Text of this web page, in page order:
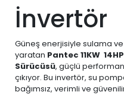
İnvertör
Güneş enerjisiyle sulama
yaratan Pantec 11KW
Sürücüsü, güçlü
çıkıyor. Bu invertör, su
bağımsız, verimli ve